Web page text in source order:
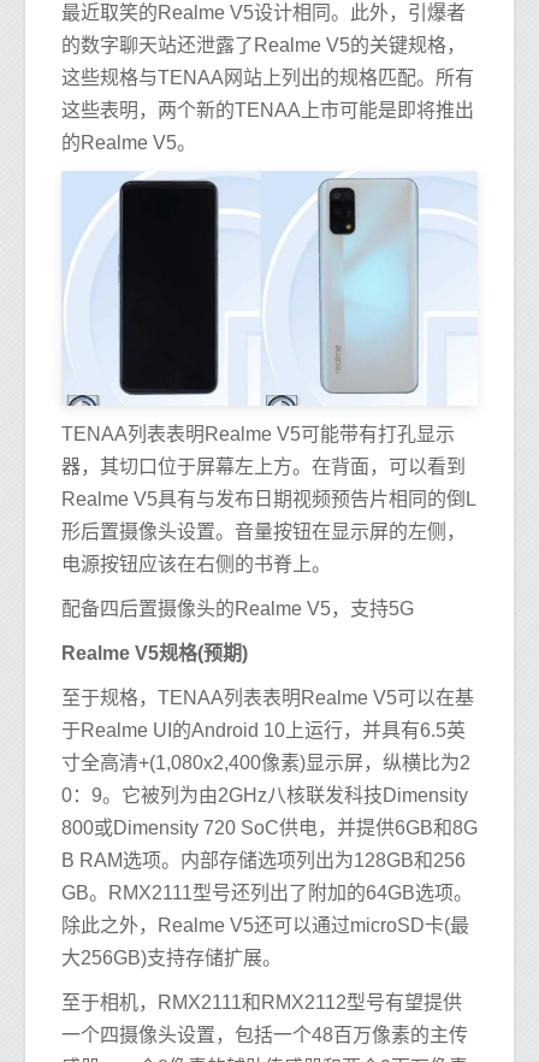
最近取笑的Realme V5设计相同。此外，引爆者
的数字聊天站还泄露了Realme V5的关键规格，
这些规格与TENAA网站上列出的规格匹配。所有
这些表明，两个新的TENAA上市可能是即将推出
的Realme V5。
TENAA列表表明Realme V5可能带有打孔显示
器，其切口位于屏幕左上方。在背面，可以看到
Realme V5具有与发布日期视频预告片相同的倒L
形后置摄像头设置。音量按钮在显示屏的左侧，
电源按钮应该在右侧的书脊上。
配备四后置摄像头的Realme V5，支持5G
Realme V5规格(预期)
至于规格，TENAA列表表明Realme V5可以在基
于Realme UI的Android 10上运行，并具有6.5英
寸全高清+(1,080x2,400像素)显示屏，纵横比为2
0：9。它被列为由2GHz八核联发科技Dimensity
800或Dimensity 720 SoC供电，并提供6GB和8G
B RAM选项。内部存储选项列出为128GB和256
GB。RMX2111型号还列出了附加的64GB选项。
除此之外，Realme V5还可以通过microSD卡(最
大256GB)支持存储扩展。
至于相机，RMX2111和RMX2112型号有望提供
一个四摄像头设置，包括一个48百万像素的主传